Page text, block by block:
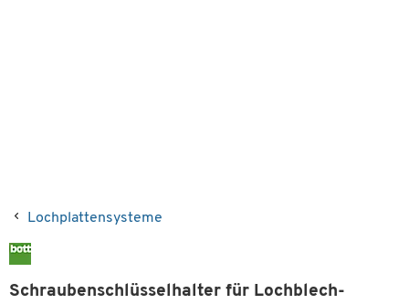
Lochplattensysteme
Schraubenschlüsselhalter für Lochblech-